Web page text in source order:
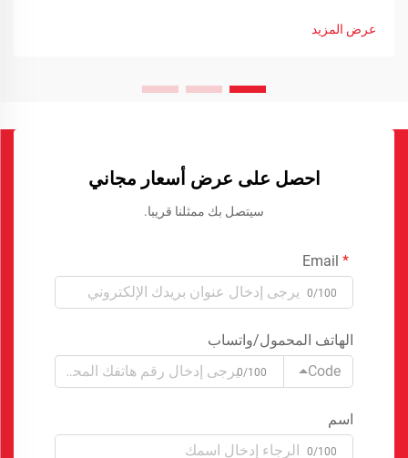
عرض المزيد
احصل على عرض أسعار مجاني
سيتصل بك ممثلنا قريبا.
0/100
الهاتف المحمول/واتساب
Code
0/100
اسم
0/100